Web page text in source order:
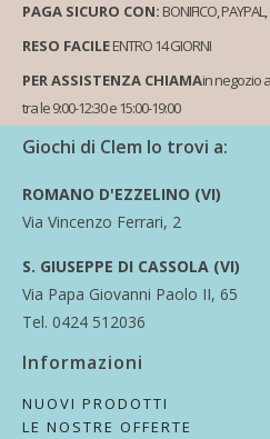
PAGA SICURO CON: BONIFICO,
RESO FACILEENTRO 14 GIORNI
PER ASSISTENZA CHIAMAin negozio
tra le 9:00-12:30 e 15:00-19:00
Giochi di Clem lo trovi a:
ROMANO D'EZZELINO (VI)
Via Vincenzo Ferrari, 2
S. GIUSEPPE DI CASSOLA (VI)
Via Papa Giovanni Paolo II, 65
Tel. 0424 512036
Informazioni
NUOVI PRODOTTI
LE NOSTRE OFFERTE